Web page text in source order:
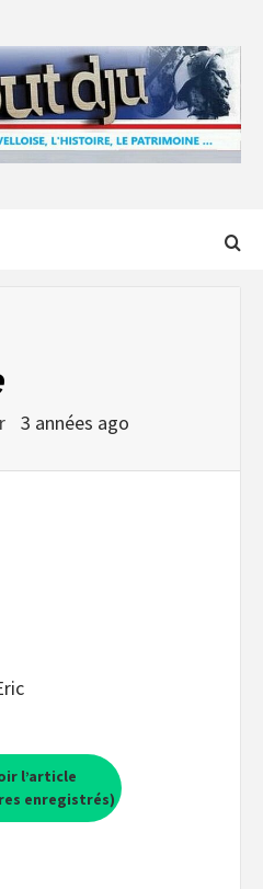
3 années ago
l’article
enregistrés)